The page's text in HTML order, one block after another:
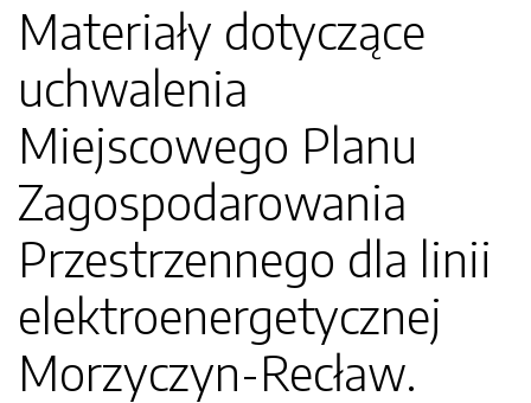
Materiały dotyczące
uchwalenia
Miejscowego Planu
Zagospodarowania
Przestrzennego dla linii
elektroenergetycznej
Morzyczyn-Recław.